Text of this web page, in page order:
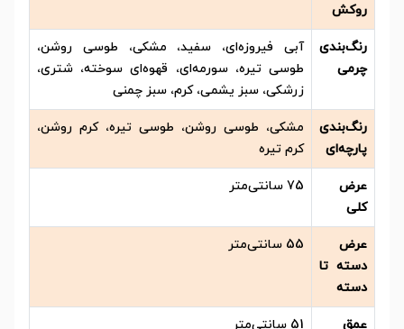
روکش
رنگ‌بندی
چرمی
آبی فیروزه‌ای، سفید، مشکی، طوسی روشن،
طوسی تیره، سورمه‌ای، قهوه‌ای سوخته، شتری،
زرشکی، سبز یشمی، کرم، سبز چمنی
رنگ‌بندی
پارچه‌ای
مشکی، طوسی روشن، طوسی تیره، کرم روشن،
کرم تیره
عرض
کلی
75 سانتی‌متر
عرض
دسته تا
دسته
55 سانتی‌متر
عمق
51 سانتی‌متر